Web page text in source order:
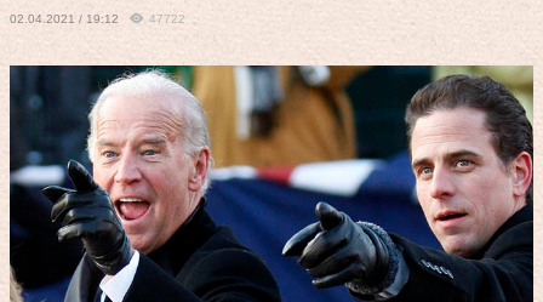
02.04.2021 / 19:12 47722